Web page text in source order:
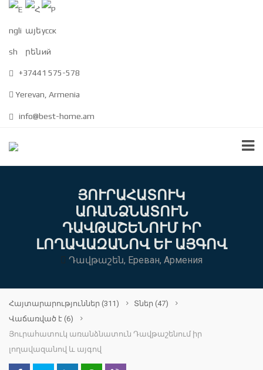
+37441 575-578
Yerevan, Armenia
info@best-home.am
ՅՈՒՐԱՀԱՏՈՒԿ
ԱՌԱՆՁՆԱՏՈՒՆ
ԴԱՎԹԱՇԵՆՈՒՄ ԻՐ
ԼՈՂԱՎԱԶԱՆՈՎ ԵՒ ԱՅԳՈՎ
Դավթաշեն, Ереван, Армения
Հայտարարություններ (311) Տներ (47)
Վաճառված է (6)
Յուրահատուկ առանձնատուն Դավթաշենում իր
լողավազանով և այգով